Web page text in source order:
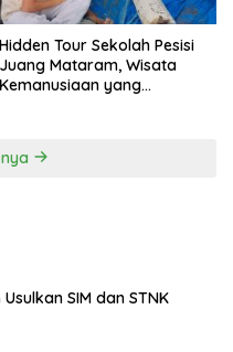
Hidden Tour Sekolah Pesisi
Juang Mataram, Wisata
Kemanusiaan yang
SIM dan STNK